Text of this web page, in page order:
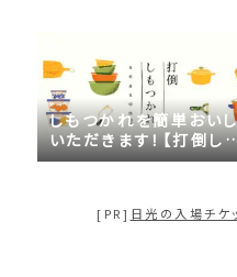
しもつかれを簡単おい
いただきます！【打倒し
つかれｓｅａｓｏｎ２】
[PR] 日光の入場チ